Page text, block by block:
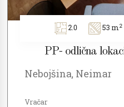
2.0 53 m2
PP- odlična
Nebojšina, Neimar
Vračar